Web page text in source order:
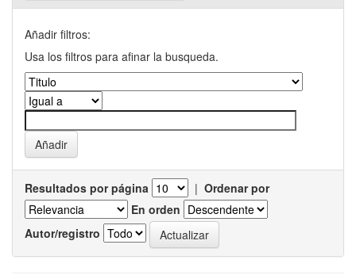
Añadir filtros:
Usa los filtros para afinar la busqueda.
Resultados por página | Ordenar por
En orden
Autor/registro